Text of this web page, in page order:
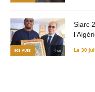
908 VUES © DR
Siarc
Le 30